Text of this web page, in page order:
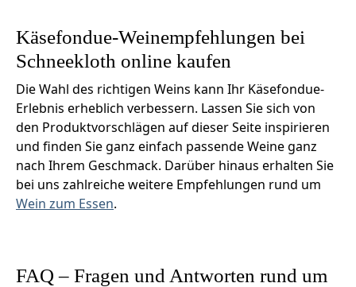
Käsefondue-Weinempfehlungen bei
Schneekloth online kaufen
Die Wahl des richtigen Weins kann Ihr Käsefondue-
Erlebnis erheblich verbessern. Lassen Sie sich von
den Produktvorschlägen auf dieser Seite inspirieren
und finden Sie ganz einfach passende Weine ganz
nach Ihrem Geschmack. Darüber hinaus erhalten Sie
bei uns zahlreiche weitere Empfehlungen rund um
Wein zum Essen.
FAQ – Fragen und Antworten rund um